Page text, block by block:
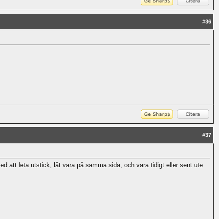
#36
#37
att leta utstick, låt vara på samma sida, och vara tidigt eller sent ute